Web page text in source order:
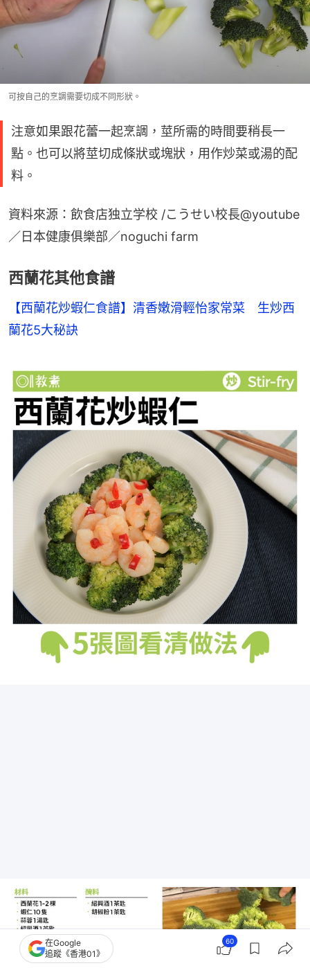
可按自己的烹調需要切成不同形狀。
注意如果跟花蕾一起烹調，莖所需的時間要稍長一
點。也可以將莖切成條狀或塊狀，用作炒菜或湯的配
料。
資料來源：飲食店独立学校 /こうせい校長@youtube
／日本健康俱樂部／noguchi farm
西蘭花其他食譜
【西蘭花炒蝦仁食譜】清香嫩滑輕怡家常菜　生炒西
蘭花5大秘訣
在Google
追蹤《香港01》
60